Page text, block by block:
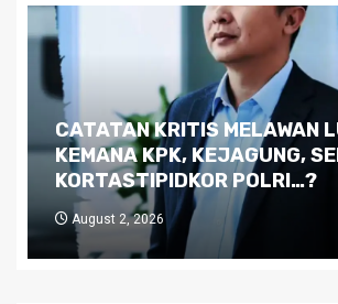
Dilema Kaltim di Tengah
Kutukan Sumber Daya Alam
Pemimpin yang Tak Kreatif
July 29, 2026